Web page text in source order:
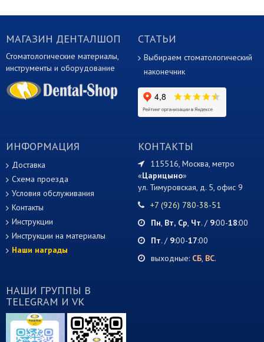
МАГАЗИН ДЕНТАЛШОП
Стоматологические материалы,
инструменты и оборудование
СТАТЬИ
Выбираем стоматологический
наконечник
ИНФОРМАЦИЯ
Доставка
Схема проезда
Условия обслуживания
Контакты
Инструкции
Инструкции на материалы
Наши награды
КОНТАКТЫ
115516, Москва, метро
«Царицыно»
ул. Тимуровская, д. 5, офис 9
+7 (926) 780-38-51
Пн, Вт, Ср, Чт. / 9:00-18:00
Пт. / 9:00-17:00
выходные: СБ, ВС.
НАШИ ГРУППЫ В
TELEGRAM И VK